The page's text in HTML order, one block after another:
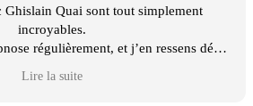
Ghislain Quai sont tout simplement
incroyables.
régulièrement, et j’en ressens déjà
Lire la suite